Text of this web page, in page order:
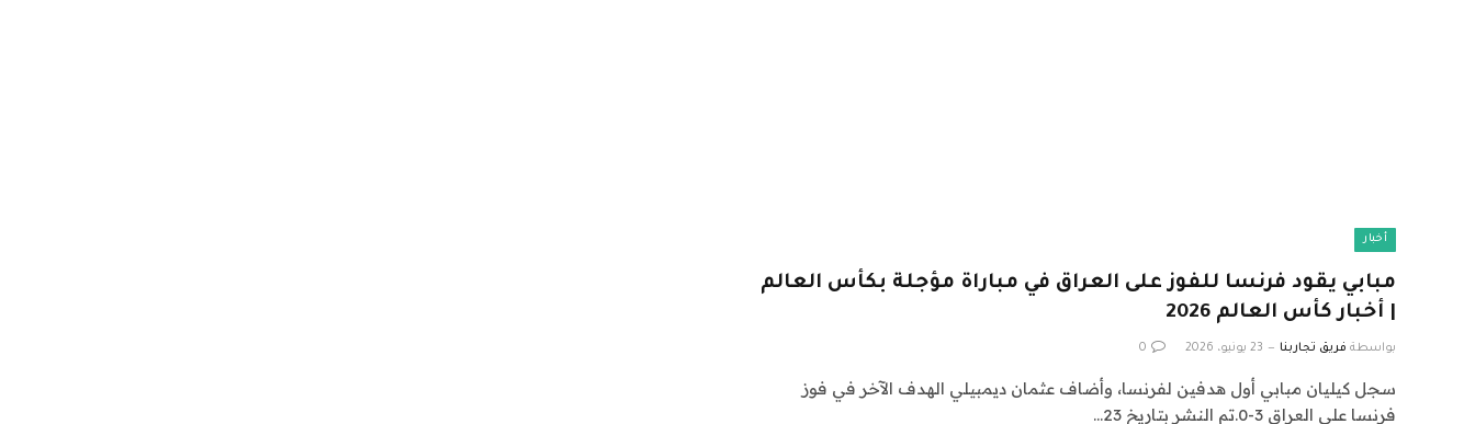
أخبار
مبابي يقود فرنسا للفوز على العراق في مباراة مؤجلة بكأس العالم
| أخبار كأس العالم 2026
بواسطة فريق تجاربنا 23 يونيو، 2026 0
سجل كيليان مبابي أول هدفين لفرنسا، وأضاف عثمان ديمبيلي الهدف الآخر في فوز
فرنسا على العراق 3-0.تم النشر بتاريخ 23…